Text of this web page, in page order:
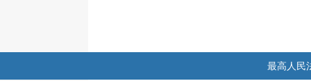
最高人民